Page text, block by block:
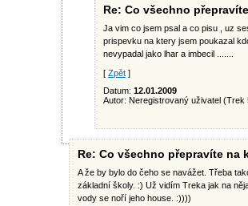
Re: Co všechno
Ja vim co jsem psal a co pisu , uz
prispevku na ktery jsem poukazal
nevypadal jako lhar a imbecil .......
[ Zpět ]
Datum: 12.01.2009
Autor: Neregistrovaný uživatel (Trek
Re: Co všechno přepravíte na
A že by bylo do čeho se navážet. Třeba
základní školy. :) Už vidím Treka jak na
vody se noří jeho house. :))))